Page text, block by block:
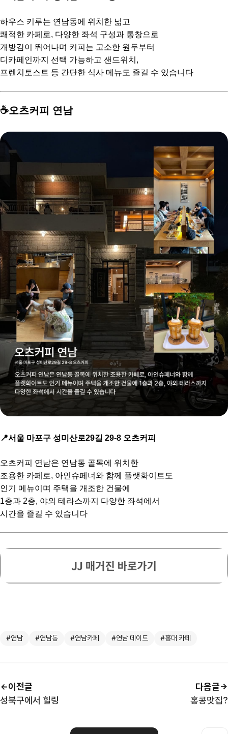
하우스 키루는 연남동에 위치한 넓고
쾌적한 카페로, 다양한 좌석 구성과 통창으로
개방감이 뛰어나며 커피는 고소한 원두부터
디카페인까지 선택 가능하고 샌드위치,
프렌치토스트 등 간단한 식사 메뉴도 즐길 수 있습니다
☕️오츠커피 연남
📍서울 마포구 성미산로29길 29-8 오츠커피
오츠커피 연남은 연남동 골목에 위치한
조용한 카페로, 아인슈페너와 함께 플랫화이트도
인기 메뉴이며 주택을 개조한 건물에
1층과 2층, 야외 테라스까지 다양한 좌석에서
시간을 즐길 수 있습니다
#연남 #연남동 #연남카페 #연남 데이트 #홍대 카페
이전글
성북구에서 힐링
홍콩맛집?
다음글